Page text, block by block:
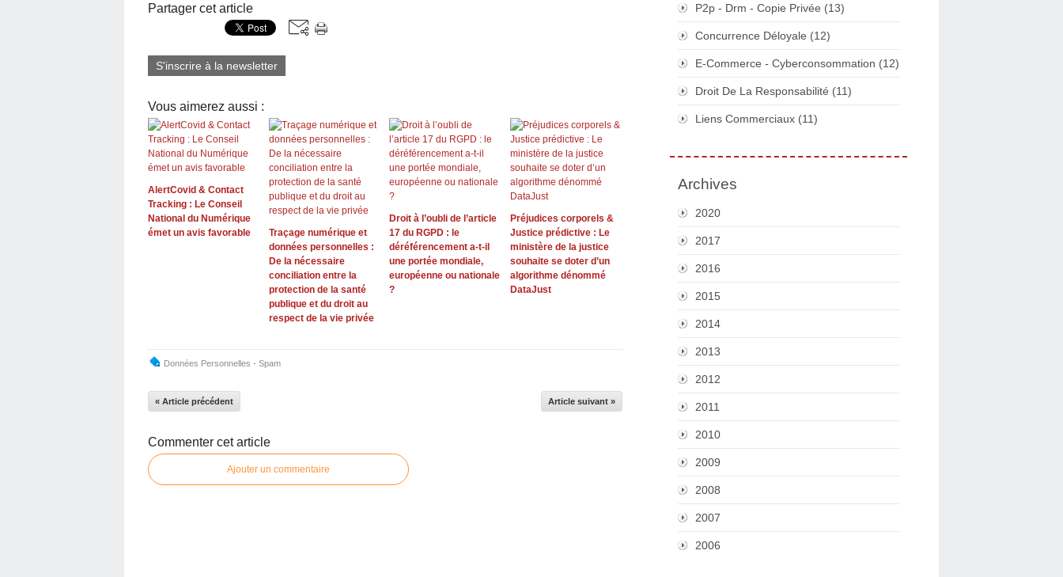
Partager cet article
S'inscrire à la newsletter
Vous aimerez aussi :
AlertCovid & Contact
Tracking : Le Conseil
National du Numérique
émet un avis favorable
Traçage numérique et
données personnelles :
De la nécessaire
conciliation entre la
protection de la santé
publique et du droit au
respect de la vie privée
Droit à l’oubli de l’article
17 du RGPD : le
déréférencement a-t-il
une portée mondiale,
européenne ou nationale
?
Préjudices corporels &
Justice prédictive : Le
ministère de la justice
souhaite se doter d’un
algorithme dénommé
DataJust
Données Personnelles - Spam
« Article précédent Article suivant »
Commenter cet article
Ajouter un commentaire
P2p - Drm - Copie Privée (13)
Concurrence Déloyale (12)
E-Commerce - Cyberconsommation (12)
Droit De La Responsabilité (11)
Liens Commerciaux (11)
Archives
2020
2017
2016
2015
2014
2013
2012
2011
2010
2009
2008
2007
2006